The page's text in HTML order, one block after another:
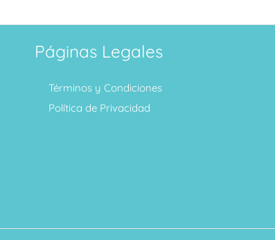
Páginas Legales
Términos y Condiciones
Política de Privacidad